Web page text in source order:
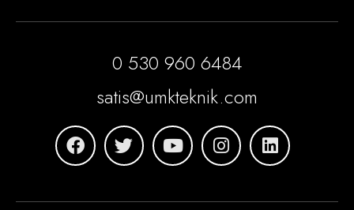
0 530 960 6484
satis@umkteknik.com